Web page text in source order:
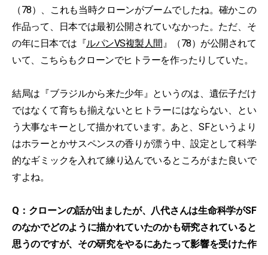
（78）、これも当時クローンがブームでしたね。確かこの
作品って、日本では最初公開されていなかった。ただ、そ
の年に日本では『ルパンVS複製人間』（78）が公開されて
いて、こちらもクローンでヒトラーを作ったりしていた。
結局は『ブラジルから来た少年』というのは、遺伝子だけ
ではなくて育ちも揃えないとヒトラーにはならない、とい
う大事なキーとして描かれています。あと、SFというより
はホラーとかサスペンスの香りが漂う中、設定として科学
的なギミックを入れて練り込んでいるところがまた良いで
すよね。
Q：クローンの話が出ましたが、八代さんは生命科学がSF
のなかでどのように描かれていたのかも研究されていると
思うのですが、その研究をやるにあたって影響を受けた作